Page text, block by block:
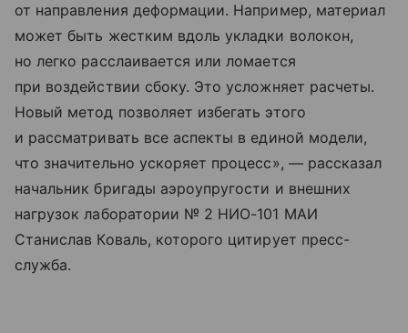
от направления деформации. Например, материал
может быть жестким вдоль укладки волокон,
но легко расслаивается или ломается
при воздействии сбоку. Это усложняет расчеты.
Новый метод позволяет избегать этого
и рассматривать все аспекты в единой модели,
что значительно ускоряет процесс», — рассказал
начальник бригады аэроупругости и внешних
нагрузок лаборатории № 2 НИО-101 МАИ
Станислав Коваль, которого цитирует пресс-
служба.